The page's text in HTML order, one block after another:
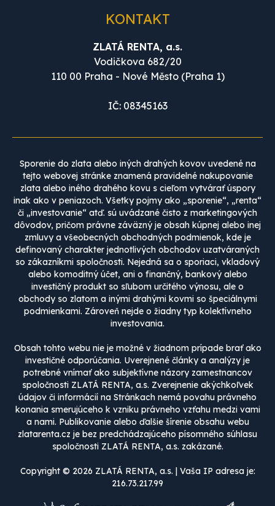
KONTAKT
ZLATÁ RENTA, a.s.
Vodičkova 682/20
110 00 Praha - Nové Město (Praha 1)
IČ: 08345163
Sporenie do zlata alebo iných drahých kovov uvedené na
tejto webovej stránke znamená pravidelné nakupovanie
zlata alebo iného drahého kovu s cieľom vytvárať úspory
inak ako v peniazoch. Všetky pojmy ako „sporenie“, „renta“
či „investovanie“ atď. sú uvádzané čisto z marketingových
dôvodov, pričom právne záväzný je obsah kúpnej alebo inej
zmluvy a všeobecných obchodných podmienok, kde je
definovaný charakter jednotlivých obchodov uzatváraných
so zákazníkmi spoločnosti. Nejedná sa o sporiaci, vkladový
alebo komoditný účet, ani o finančný, bankový alebo
investičný produkt so sľubom určitého výnosu, ale o
obchody so zlatom a inými drahými kovmi so špeciálnymi
podmienkami. Zároveň nejde o žiadny typ kolektívneho
investovania.
Obsah tohto webu nie je možné v žiadnom prípade brať ako
investičné odporúčania. Uverejnené články a analýzy je
potrebné vnímať ako subjektívne názory zamestnancov
spoločnosti ZLATÁ RENTA, a.s. Zverejnenie akýchkoľvek
údajov či informácií na Stránkach nemá povahu právneho
konania smerujúceho k vzniku právneho vzťahu medzi vami
a nami. Publikovanie alebo ďalšie šírenie obsahu webu
zlatarenta.cz je bez predchádzajúceho písomného súhlasu
spoločnosti ZLATÁ RENTA, a.s. zakázané.
Copyright © 2026 ZLATÁ RENTA, a.s. | Vaša IP adresa je:
216.73.217.99